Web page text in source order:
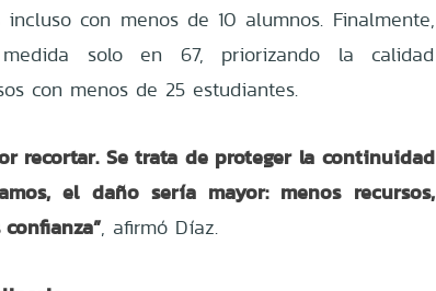
incluso con menos de 10 alumnos. Finalmente,
solo en 67, priorizando la calidad
con menos de 25 estudiantes.
recortar. Se trata de proteger la continuidad
el daño sería mayor: menos recursos,
, afirmó Díaz.